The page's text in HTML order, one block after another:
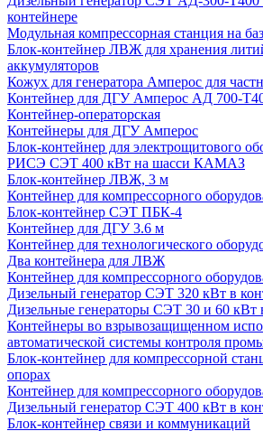
контейнере
Модульная компрессорная станция на
Блок-контейнер ЛВЖ для хранения
аккумуляторов
Кожух для генератора Амперос для
Контейнер для ДГУ Амперос АД 700-
Контейнер-операторская
Контейнеры для ДГУ Амперос
Блок-контейнер для электрощитового
РИСЭ СЭТ 400 кВт на шасси КАМАЗ
Блок-контейнер ЛВЖ, 3 м
Контейнер для компрессорного
Блок-контейнер СЭТ ПБК-4
Контейнер для ДГУ 3.6 м
Контейнер для технологического
Два контейнера для ЛВЖ
Контейнер для компрессорного
Дизельный генератор СЭТ 320 кВт в
Дизельные генераторы СЭТ 30 и 60 кВт
Контейнеры во взрывозащищенном
автоматической системы контроля
Блок-контейнер для компрессорной
опорах
Контейнер для компрессорного
Дизельный генератор СЭТ 400 кВт в
Блок-контейнер связи и коммуникаций